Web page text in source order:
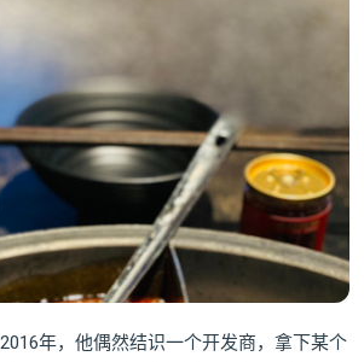
年，他偶然结识一个开发商，拿下某个